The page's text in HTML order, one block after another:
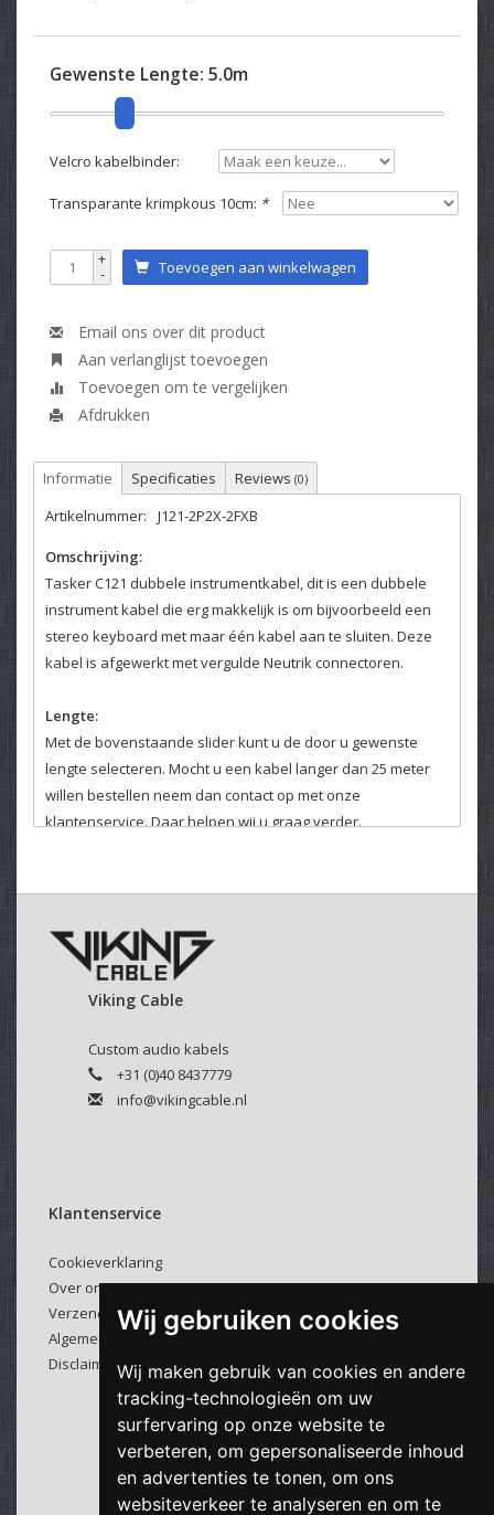
Wij gebruiken cookies
Wij maken gebruik van cookies en andere
tracking-technologieën om uw
surfervaring op onze website te
verbeteren, om gepersonaliseerde inhoud
en advertenties te tonen, om ons
websiteverkeer te analyseren en om te
Gewenste Lengte: 5.0m
Velcro kabelbinder:
Transparante krimpkous 10cm: *
+
- Toevoegen aan winkelwagen
Email ons over dit product
Aan verlanglijst toevoegen
Toevoegen om te vergelijken
Afdrukken
Informatie Specificaties Reviews (0)
Artikelnummer: J121-2P2X-2FXB
Omschrijving:
Tasker C121 dubbele instrumentkabel, dit is een dubbele
instrument kabel die erg makkelijk is om bijvoorbeeld een
stereo keyboard met maar één kabel aan te sluiten. Deze
kabel is afgewerkt met vergulde Neutrik connectoren.
Lengte:
Met de bovenstaande slider kunt u de door u gewenste
lengte selecteren. Mocht u een kabel langer dan 25 meter
willen bestellen neem dan contact op met onze
klantenservice. Daar helpen wij u graag verder.
Selecteer hierboven of u een kabelbinder bij uw kabel
wenst.
Deze klittenband kabelbinders zijn makkelijk en veelvuldig
te gebruiken.
Viking Cable
Custom audio kabels
+31 (0)40 8437779
info@vikingcable.nl
Klantenservice
Cookieverklaring
Over ons
Verzenden & retourneren
Algemene voorwaarden
Disclaimer